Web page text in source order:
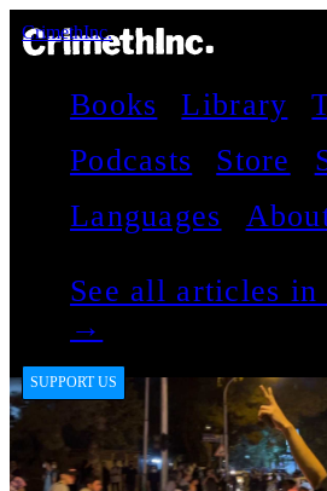
CrimethInc.
Books Library
Podcasts
Store
Languages
See all articles
→
SUPPORT US